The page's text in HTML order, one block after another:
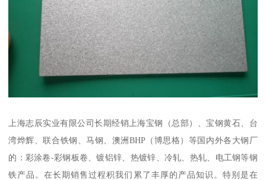
上海志辰实业有限公司长期经销上海宝钢（总部）、宝钢黄石、台
湾烨辉、联合铁钢、马钢、澳洲BHP（博思格）等国内外各大钢厂
的：彩涂卷-彩钢板卷、镀铝锌、热镀锌、冷轧、热轧、电工钢等钢
铁产品。在长期销售过程积我们累了丰厚的产品知识。特别是在